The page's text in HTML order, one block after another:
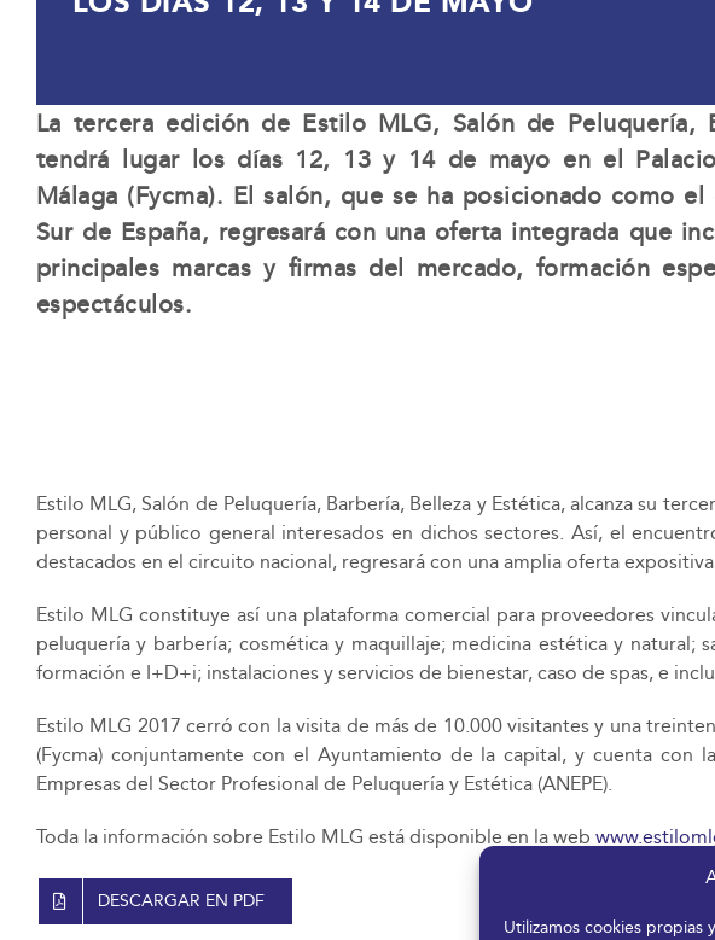
Utilizamos cookies
La tercera edición de Estilo MLG, Salón de Peluquería,
tendrá lugar los días 12, 13 y 14 de mayo en el
Málaga (Fycma). El salón, que se ha posicionado como
Sur de España, regresará con una oferta integrada que
principales marcas y firmas del mercado, formación
espectáculos.
Estilo MLG, Salón de Peluquería, Barbería, Belleza y Estética, alcanza su
personal y público general interesados en dichos sectores. Así, el
destacados en el circuito nacional, regresará con una amplia oferta
Estilo MLG constituye así una plataforma comercial para proveedores
peluquería y barbería; cosmética y maquillaje; medicina estética y
formación e I+D+i; instalaciones y servicios de bienestar, caso de spas, e
Estilo MLG 2017 cerró con la visita de más de 10.000 visitantes y una
(Fycma) conjuntamente con el Ayuntamiento de la capital, y cuenta con
Empresas del Sector Profesional de Peluquería y Estética (ANEPE).
Toda la información sobre Estilo MLG está disponible en la web
DESCARGAR EN PDF